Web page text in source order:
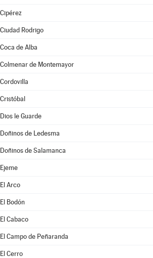
Cipérez
Ciudad Rodrigo
Coca de Alba
Colmenar de Montemayor
Cordovilla
Cristóbal
Dios le Guarde
Doñinos de Ledesma
Doñinos de Salamanca
Ejeme
El Arco
El Bodón
El Cabaco
El Campo de Peñaranda
El Cerro